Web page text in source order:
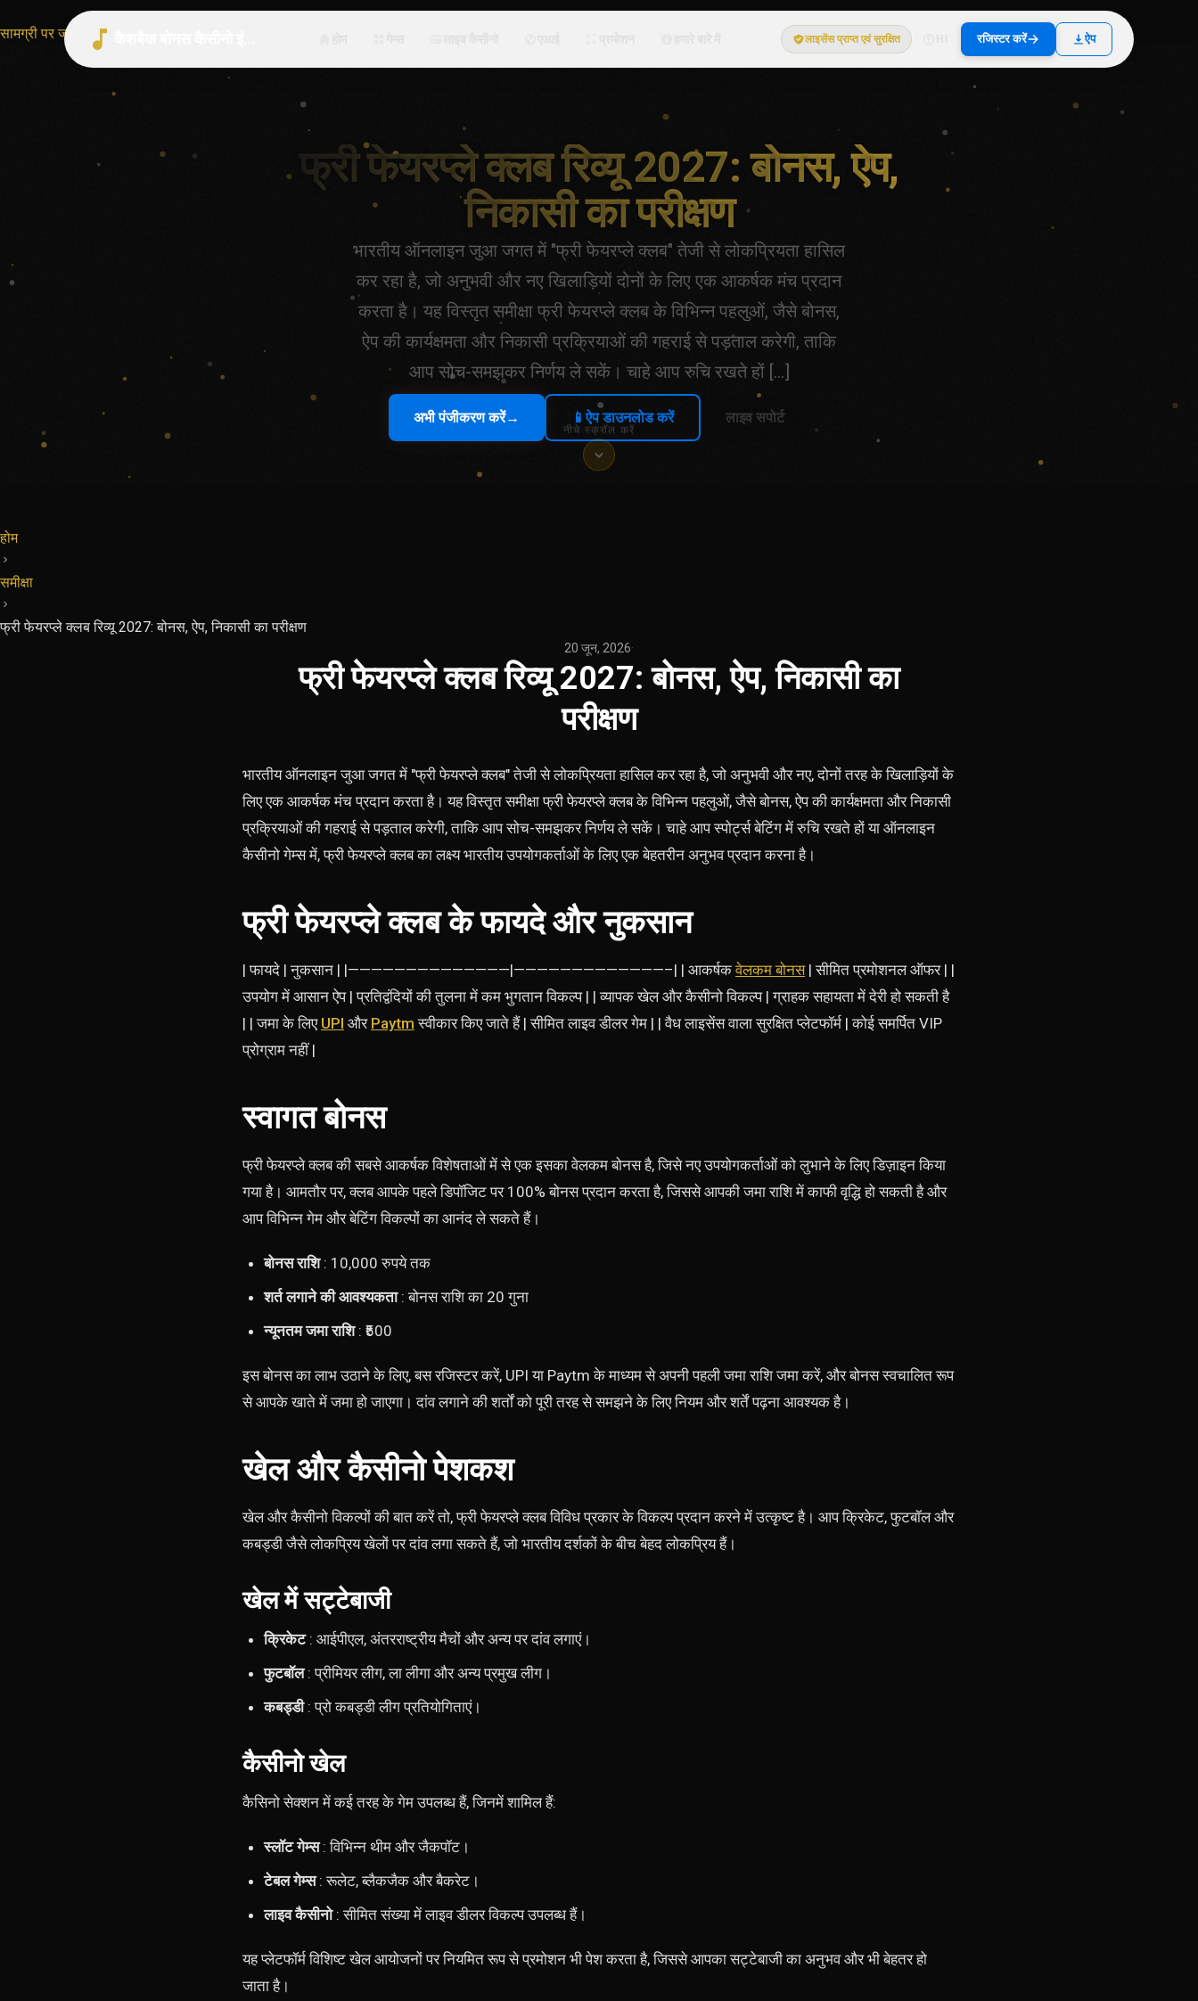
सामग्री पर जाएं लाइसेंस प्राप्त एवं सुरक्षित रजिस्टर करें ऐप
फ्री फेयरप्ले क्लब रिव्यू 2027: बोनस, ऐप,
निकासी का परीक्षण
भारतीय ऑनलाइन जुआ जगत में "फ्री फेयरप्ले क्लब" तेजी से लोकप्रियता हासिल
कर रहा है, जो अनुभवी और नए खिलाड़ियों दोनों के लिए एक आकर्षक मंच प्रदान
करता है। यह विस्तृत समीक्षा फ्री फेयरप्ले क्लब के विभिन्न पहलुओं, जैसे बोनस,
ऐप की कार्यक्षमता और निकासी प्रक्रियाओं की गहराई से पड़ताल करेगी, ताकि
आप सोच-समझकर निर्णय ले सकें। चाहे आप रुचि रखते हों […]
अभी पंजीकरण करें→ 📱ऐप डाउनलोड करें लाइव सपोर्ट
नीचे स्क्रॉल करें
होम
समीक्षा
फ्री फेयरप्ले क्लब रिव्यू 2027: बोनस, ऐप, निकासी का परीक्षण
20 जून, 2026·
फ्री फेयरप्ले क्लब रिव्यू 2027: बोनस, ऐप, निकासी का
परीक्षण
भारतीय ऑनलाइन जुआ जगत में "फ्री फेयरप्ले क्लब" तेजी से लोकप्रियता हासिल कर रहा है, जो अनुभवी और नए, दोनों तरह के खिलाड़ियों के
लिए एक आकर्षक मंच प्रदान करता है। यह विस्तृत समीक्षा फ्री फेयरप्ले क्लब के विभिन्न पहलुओं, जैसे बोनस, ऐप की कार्यक्षमता और निकासी
प्रक्रियाओं की गहराई से पड़ताल करेगी, ताकि आप सोच-समझकर निर्णय ले सकें। चाहे आप स्पोर्ट्स बेटिंग में रुचि रखते हों या ऑनलाइन
कैसीनो गेम्स में, फ्री फेयरप्ले क्लब का लक्ष्य भारतीय उपयोगकर्ताओं के लिए एक बेहतरीन अनुभव प्रदान करना है।
फ्री फेयरप्ले क्लब के फायदे और नुकसान
| फायदे | नुकसान | |——————————————|—————————————–| | आकर्षकवेलकम बोनस| सीमित प्रमोशनल ऑफर | |
उपयोग में आसान ऐप | प्रतिद्वंदियों की तुलना में कम भुगतान विकल्प | | व्यापक खेल और कैसीनो विकल्प | ग्राहक सहायता में देरी हो सकती है
| | जमा के लिए UPI और Paytm स्वीकार किए जाते हैं | सीमित लाइव डीलर गेम | | वैध लाइसेंस वाला सुरक्षित प्लेटफॉर्म | कोई समर्पित VIP
प्रोग्राम नहीं |
स्वागत बोनस
फ्री फेयरप्ले क्लब की सबसे आकर्षक विशेषताओं में से एक इसका वेलकम बोनस है, जिसे नए उपयोगकर्ताओं को लुभाने के लिए डिज़ाइन किया
गया है। आमतौर पर, क्लब आपके पहले डिपॉजिट पर 100% बोनस प्रदान करता है, जिससे आपकी जमा राशि में काफी वृद्धि हो सकती है और
आप विभिन्न गेम और बेटिंग विकल्पों का आनंद ले सकते हैं।
बोनस राशि: 10,000 रुपये तक
शर्त लगाने की आवश्यकता: बोनस राशि का 20 गुना
न्यूनतम जमा राशि: ₹500
इस बोनस का लाभ उठाने के लिए, बस रजिस्टर करें, UPI या Paytm के माध्यम से अपनी पहली जमा राशि जमा करें, और बोनस स्वचालित रूप
से आपके खाते में जमा हो जाएगा। दांव लगाने की शर्तों को पूरी तरह से समझने के लिए नियम और शर्तें पढ़ना आवश्यक है।
खेल और कैसीनो पेशकश
खेल और कैसीनो विकल्पों की बात करें तो, फ्री फेयरप्ले क्लब विविध प्रकार के विकल्प प्रदान करने में उत्कृष्ट है। आप क्रिकेट, फुटबॉल और
कबड्डी जैसे लोकप्रिय खेलों पर दांव लगा सकते हैं, जो भारतीय दर्शकों के बीच बेहद लोकप्रिय हैं।
खेल में सट्टेबाजी
क्रिकेट: आईपीएल, अंतरराष्ट्रीय मैचों और अन्य पर दांव लगाएं।
फुटबॉल: प्रीमियर लीग, ला लीगा और अन्य प्रमुख लीग।
कबड्डी: प्रो कबड्डी लीग प्रतियोगिताएं।
कैसीनो खेल
कैसिनो सेक्शन में कई तरह के गेम उपलब्ध हैं, जिनमें शामिल हैं:
स्लॉट गेम्स: विभिन्न थीम और जैकपॉट।
टेबल गेम्स: रूलेट, ब्लैकजैक और बैकरेट।
लाइव कैसीनो: सीमित संख्या में लाइव डीलर विकल्प उपलब्ध हैं।
यह प्लेटफॉर्म विशिष्ट खेल आयोजनों पर नियमित रूप से प्रमोशन भी पेश करता है, जिससे आपका सट्टेबाजी का अनुभव और भी बेहतर हो
जाता है।